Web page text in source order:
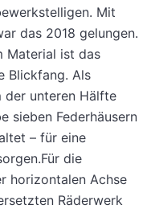
Mit
das 2018 gelungen.
Material ist das
Blickfang. Als
der unteren Hälfte
sieben Federhäusern
– für eine
die
horizontalen Achse
Räderwerk